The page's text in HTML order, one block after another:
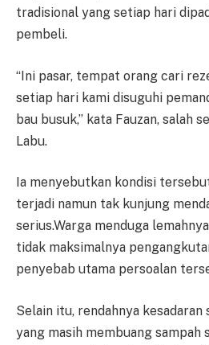
tradisional yang setiap hari
pembeli.
“Ini pasar, tempat orang cari
setiap hari kami disuguhi
bau busuk,” kata Fauzan, salah
Labu.
Ia menyebutkan kondisi
terjadi namun tak kunjung
serius.Warga menduga
tidak maksimalnya
penyebab utama persoalan
Selain itu, rendahnya kesadaran
yang masih membuang sampah